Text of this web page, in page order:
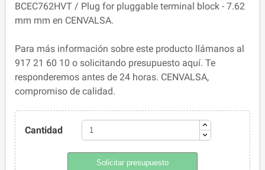
BCEC762HVT / Plug for pluggable terminal block - 7.62
mm mm en CENVALSA.
Para más información sobre este producto llámanos al
917 21 60 10 o solicitando presupuesto aquí. Te
responderemos antes de 24 horas. CENVALSA,
compromiso de calidad.
Cantidad
Solicitar presupuesto